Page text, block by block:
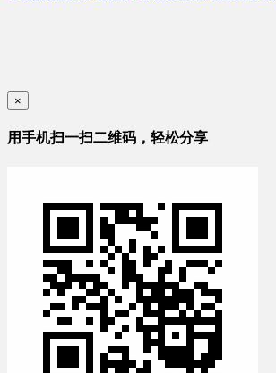
×
用手机扫一扫二维码，轻松分享